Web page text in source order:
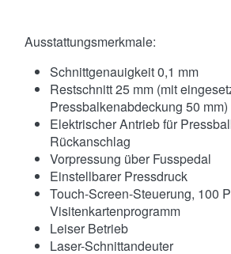
Ausstattungsmerkmale:
Schnittgenauigkeit 0,1 mm
Restschnitt 25 mm (mit
Pressbalkenabdeckung 50 mm)
Elektrischer Antrieb für
Rückanschlag
Vorpressung über Fusspedal
Einstellbarer Pressdruck
Touch-Screen-Steuerung, 100
Visitenkartenprogramm
Leiser Betrieb
Laser-Schnittandeuter